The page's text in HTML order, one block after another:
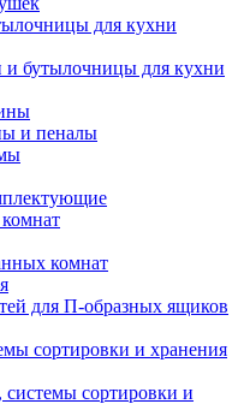
для кухни
и бутылочницы для кухни
и пеналы
комнат
для П-образных ящиков
сортировки и хранения
системы сортировки и